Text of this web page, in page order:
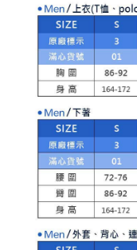
って提供され、ユーザー
購入できるようにし、店
後、契約に基づいて当社
2. 「OP Pay Later」を利
情報（名前、電話または
および利用するために、
認、照合および修正を行
3. 完全なユーザーサービ
さい：https://oppay.tw/
わらず、AFTEEで指定さ
二、支払い限度額
1.初回 AFTEEを ご利用の
き、限度額が設定されます。
2.決済金額は最低NT$20で
三、利用規約「AFTEE代
ロテクションズ（以下
ます。当サービスご利用
の氏名、電話番号、受取
限らない）は、AFTEEに
す。AFTEEの個人情報の
ームページの『個人情報
ださい（https://aftee.tw/
7-11取貨付款
送料無料
付款後7-11取貨
送料無料
送料無料
離島宅配
送料無料